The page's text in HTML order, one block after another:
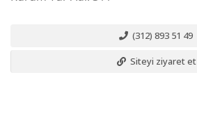
(312) 893 51 49
Siteyi ziyaret et